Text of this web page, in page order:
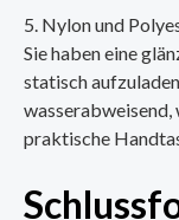
Nylon und
Sie haben eine
statisch
praktische